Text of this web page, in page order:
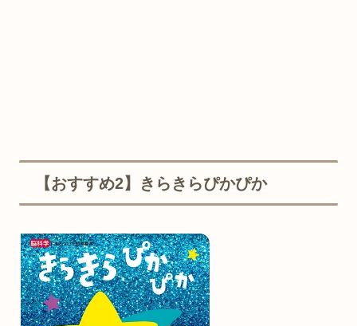
【おすすめ2】きらきらぴかぴか